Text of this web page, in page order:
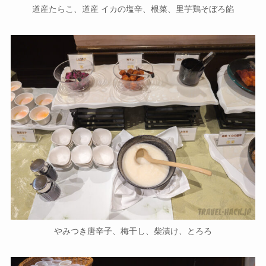
道産たらこ、道産 イカの塩辛、根菜、里芋鶏そぼろ餡
やみつき唐辛子、梅干し、柴漬け、とろろ